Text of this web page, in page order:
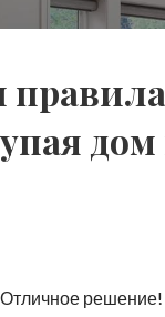
дом
Отличное